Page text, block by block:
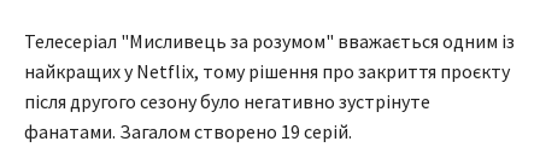
Телесеріал "Мисливець за розумом" вважається одним із
найкращих у Netflix, тому рішення про закриття проєкту
після другого сезону було негативно зустрінуте
фанатами. Загалом створено 19 серій.